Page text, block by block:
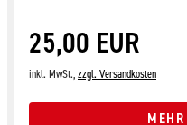
25,00 EUR
inkl. MwSt.,zzgl. Versandkosten